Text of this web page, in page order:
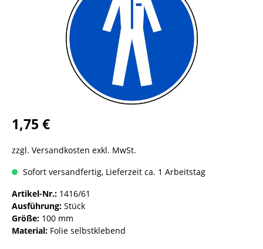
1,75 €
zzgl. Versandkosten exkl. MwSt.
Sofort versandfertig, Lieferzeit ca. 1 Arbeitstag
Artikel-Nr.: 1416/61
Ausführung: Stück
Größe: 100 mm
Material: Folie selbstklebend